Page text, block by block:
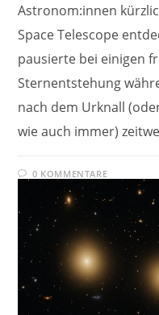
Astronom:innen
Space Telescope
pausierte bei einigen
Sternentstehung
nach dem Urknall
wie auch immer)
0 KOMMENTARE